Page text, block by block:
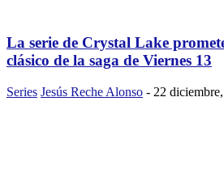
La serie de Crystal Lake
clásico de la saga de Viernes 13
Series Jesús Reche Alonso - 22